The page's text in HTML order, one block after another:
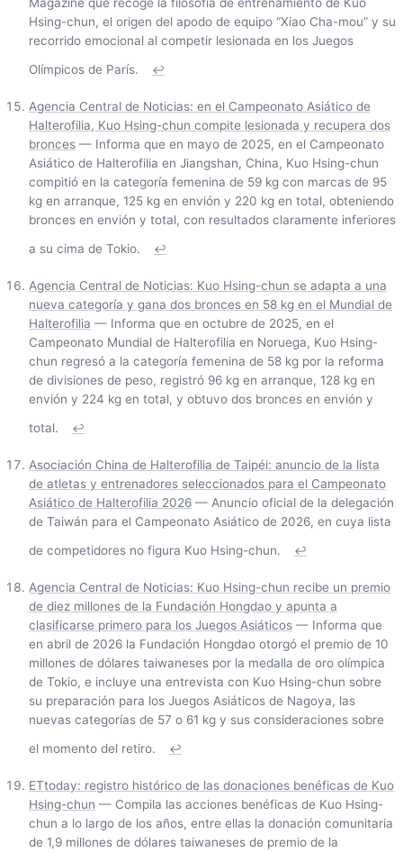
Hsing-chun, el origen del apodo de equipo “Xiao Cha-mou” y su
recorrido emocional al competir lesionada en los Juegos
Olímpicos de París.
↩
Agencia Central de Noticias: en el Campeonato Asiático de
Halterofilia, Kuo Hsing-chun compite lesionada y recupera dos
bronces — Informa que en mayo de 2025, en el Campeonato
Asiático de Halterofilia en Jiangshan, China, Kuo Hsing-chun
compitió en la categoría femenina de 59 kg con marcas de 95
kg en arranque, 125 kg en envión y 220 kg en total, obteniendo
bronces en envión y total, con resultados claramente inferiores
a su cima de Tokio.
↩
Agencia Central de Noticias: Kuo Hsing-chun se adapta a una
nueva categoría y gana dos bronces en 58 kg en el Mundial de
Halterofilia — Informa que en octubre de 2025, en el
Campeonato Mundial de Halterofilia en Noruega, Kuo Hsing-
chun regresó a la categoría femenina de 58 kg por la reforma
de divisiones de peso, registró 96 kg en arranque, 128 kg en
envión y 224 kg en total, y obtuvo dos bronces en envión y
total.
↩
Asociación China de Halterofilia de Taipéi: anuncio de la lista
de atletas y entrenadores seleccionados para el Campeonato
Asiático de Halterofilia 2026 — Anuncio oficial de la delegación
de Taiwán para el Campeonato Asiático de 2026, en cuya lista
de competidores no figura Kuo Hsing-chun.
↩
Agencia Central de Noticias: Kuo Hsing-chun recibe un premio
de diez millones de la Fundación Hongdao y apunta a
clasificarse primero para los Juegos Asiáticos — Informa que
en abril de 2026 la Fundación Hongdao otorgó el premio de 10
millones de dólares taiwaneses por la medalla de oro olímpica
de Tokio, e incluye una entrevista con Kuo Hsing-chun sobre
su preparación para los Juegos Asiáticos de Nagoya, las
nuevas categorías de 57 o 61 kg y sus consideraciones sobre
el momento del retiro.
↩
ETtoday: registro histórico de las donaciones benéficas de Kuo
Hsing-chun — Compila las acciones benéficas de Kuo Hsing-
chun a lo largo de los años, entre ellas la donación comunitaria
de 1,9 millones de dólares taiwaneses de premio de la